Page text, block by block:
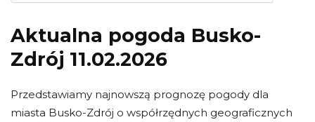
Aktualna pogoda Busko-
Zdrój 11.02.2026
Przedstawiamy najnowszą prognozę pogody dla
miasta Busko-Zdrój o współrzędnych geograficznych